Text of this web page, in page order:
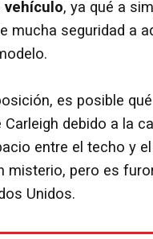
vehículo, ya qué a
mucha seguridad a
es posible
debido a la
entre el techo y
misterio, pero es
Unidos.